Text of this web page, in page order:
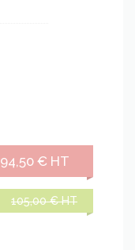
105,00 € HT
94,50 € HT